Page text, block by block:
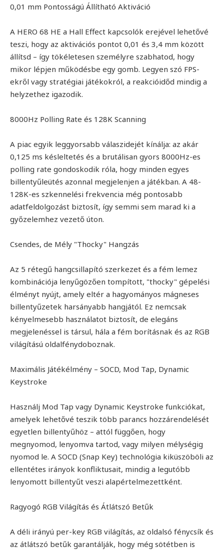
0,01 mm Pontosságú Állítható Aktiváció
A HERO 68 HE a Hall Effect kapcsolók erejével lehetővé
teszi, hogy az aktivációs pontot 0,01 és 3,4 mm között
állítsd – így tökéletesen személyre szabhatod, hogy
mikor lépjen működésbe egy gomb. Legyen szó FPS-
ekről vagy stratégiai játékokról, a reakcióidőd mindig a
helyzethez igazodik.
8000Hz Polling Rate és 128K Scanning
A piac egyik leggyorsabb válaszidejét kínálja: az akár
0,125 ms késleltetés és a brutálisan gyors 8000Hz-es
polling rate gondoskodik róla, hogy minden egyes
billentyűleütés azonnal megjelenjen a játékban. A 48-
128K-es szkennelési frekvencia még pontosabb
adatfeldolgozást biztosít, így semmi sem marad ki a
győzelemhez vezető úton.
Csendes, de Mély "Thocky" Hangzás
Az 5 rétegű hangcsillapító szerkezet és a fém lemez
kombinációja lenyűgözően tompított, "thocky" gépelési
élményt nyújt, amely eltér a hagyományos mágneses
billentyűzetek harsányabb hangjától. Ez nemcsak
kényelmesebb használatot biztosít, de elegáns
megjelenéssel is társul, hála a fém borításnak és az RGB
világítású oldalfénydoboznak.
Maximális Játékélmény – SOCD, Mod Tap, Dynamic
Keystroke
Használj Mod Tap vagy Dynamic Keystroke funkciókat,
amelyek lehetővé teszik több parancs hozzárendelését
egyetlen billentyűhöz – attól függően, hogy
megnyomod, lenyomva tartod, vagy milyen mélységig
nyomod le. A SOCD (Snap Key) technológia kiküszöböli az
ellentétes irányok konfliktusait, mindig a legutóbb
lenyomott billentyűt veszi alapértelmezettként.
Ragyogó RGB Világítás és Átlátszó Betűk
A déli irányú per-key RGB világítás, az oldalsó fénycsík és
az átlátszó betűk garantálják, hogy még sötétben is